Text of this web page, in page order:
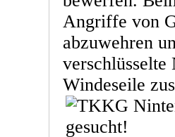
Angriffe von
abzuwehren
verschlüsselte
Windeseile